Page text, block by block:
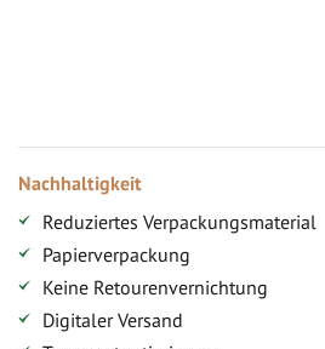
Nachhaltigkeit
Reduziertes Verpackungsmaterial
Papierverpackung
Keine Retourenvernichtung
Digitaler Versand